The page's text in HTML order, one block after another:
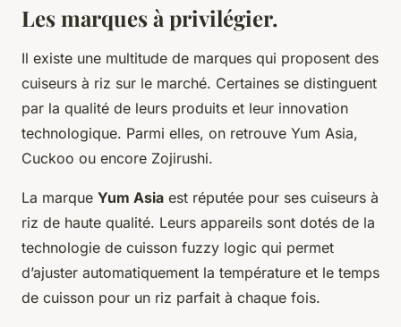
Les marques à privilégier.
Il existe une multitude de marques qui proposent des
cuiseurs à riz sur le marché. Certaines se distinguent
par la qualité de leurs produits et leur innovation
technologique. Parmi elles, on retrouve Yum Asia,
Cuckoo ou encore Zojirushi.
La marque Yum Asia est réputée pour ses cuiseurs à
riz de haute qualité. Leurs appareils sont dotés de la
technologie de cuisson fuzzy logic qui permet
d’ajuster automatiquement la température et le temps
de cuisson pour un riz parfait à chaque fois.